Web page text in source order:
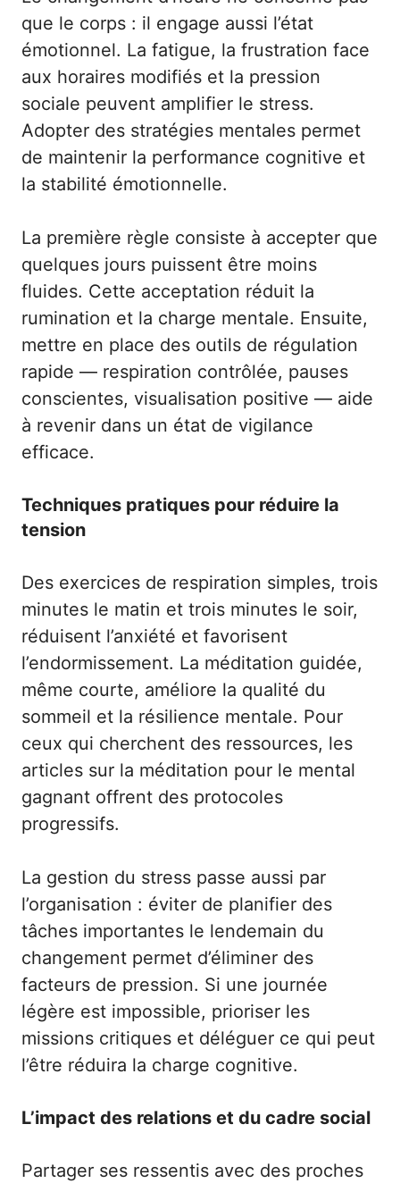
que le corps : il engage aussi l’état
émotionnel. La fatigue, la frustration face
aux horaires modifiés et la pression
sociale peuvent amplifier le stress.
Adopter des stratégies mentales permet
de maintenir la performance cognitive et
la stabilité émotionnelle.
La première règle consiste à accepter que
quelques jours puissent être moins
fluides. Cette acceptation réduit la
rumination et la charge mentale. Ensuite,
mettre en place des outils de régulation
rapide — respiration contrôlée, pauses
conscientes, visualisation positive — aide
à revenir dans un état de vigilance
efficace.
Techniques pratiques pour réduire la
tension
Des exercices de respiration simples, trois
minutes le matin et trois minutes le soir,
réduisent l’anxiété et favorisent
l’endormissement. La méditation guidée,
même courte, améliore la qualité du
sommeil et la résilience mentale. Pour
ceux qui cherchent des ressources, les
articles sur la méditation pour le mental
gagnant offrent des protocoles
progressifs.
La gestion du stress passe aussi par
l’organisation : éviter de planifier des
tâches importantes le lendemain du
changement permet d’éliminer des
facteurs de pression. Si une journée
légère est impossible, prioriser les
missions critiques et déléguer ce qui peut
l’être réduira la charge cognitive.
L’impact des relations et du cadre social
Partager ses ressentis avec des proches